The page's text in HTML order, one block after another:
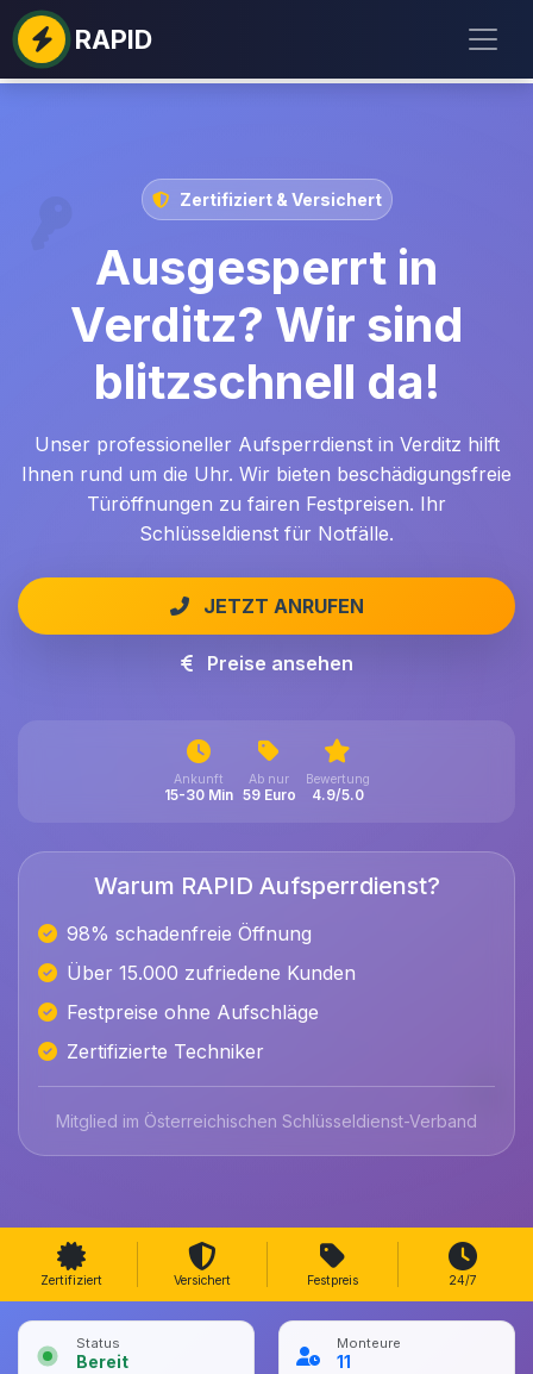
RAPID
Zertifiziert & Versichert
Ausgesperrt in
Verditz? Wir sind
blitzschnell da!
Unser professioneller Aufsperrdienst in Verditz hilft
Ihnen rund um die Uhr. Wir bieten beschädigungsfreie
Türöffnungen zu fairen Festpreisen. Ihr
Schlüsseldienst für Notfälle.
JETZT ANRUFEN
Preise ansehen
Ankunft
15-30 Min
Ab nur
59 Euro
Bewertung
4.9/5.0
Warum RAPID Aufsperrdienst?
98% schadenfreie Öffnung
Über 15.000 zufriedene Kunden
Festpreise ohne Aufschläge
Zertifizierte Techniker
Mitglied im Österreichischen Schlüsseldienst-Verband
Zertifiziert Versichert Festpreis 24/7
Status
Bereit
Monteure
11